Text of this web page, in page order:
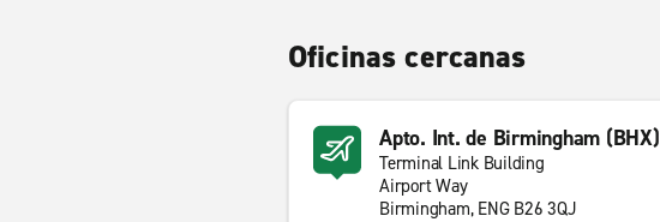
Oficinas cercanas
Apto. Int. de Birmingham (BHX)
Terminal Link Building
Airport Way
Birmingham, ENG B26 3QJ